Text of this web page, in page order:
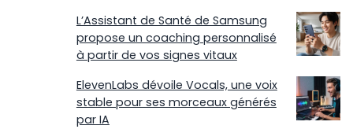
L’Assistant de Santé de Samsung
propose un coaching personnalisé
à partir de vos signes vitaux
ElevenLabs dévoile Vocals, une voix
stable pour ses morceaux générés
par IA